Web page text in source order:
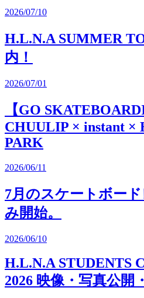
2026/07/10
H.L.N.A SUMMER
内！
2026/07/01
【GO
CHUULIP × instant ×
PARK
2026/06/11
7月のスケートボー
み開始。
2026/06/10
H.L.N.A STUDENTS
2026 映像・写真公開